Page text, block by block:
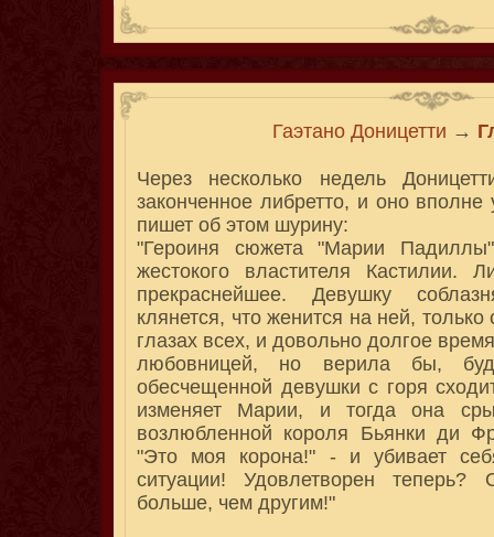
Гаэтано Доницетти →
Через несколько недель
законченное либретто, и оно вполне
пишет об этом шурину:
"Героиня сюжета "Марии
жестокого властителя Кастилии.
прекраснейшее. Девушку
клянется, что женится на ней,
глазах всех, и довольно долгое
любовницей, но верила бы,
обесчещенной девушки с горя
изменяет Марии, и тогда она
возлюбленной короля Бьянки ди
"Это моя корона!" - и убивает
ситуации! Удовлетворен теперь?
больше, чем другим!"